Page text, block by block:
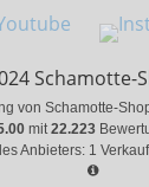
Schamotte-
von Schamotte-
mit22.223
Anbieters: 1